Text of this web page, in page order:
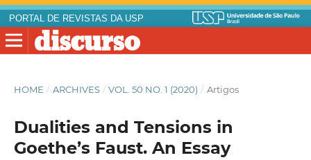
PORTAL DE REVISTAS DA USP
HOME / ARCHIVES / VOL. 50 NO. 1 (2020) / Artigos
Dualities and Tensions in
Goethe’s Faust. An Essay